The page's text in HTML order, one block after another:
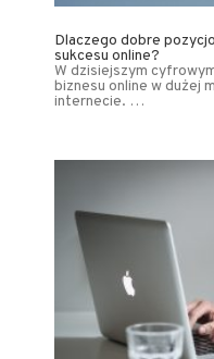
Dlaczego dobre
sukcesu online?
W dzisiejszym
biznesu online w dużej
internecie. …